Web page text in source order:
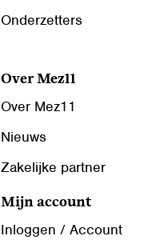
Onderzetters
Over Mez11
Over Mez11
Nieuws
Zakelijke partner
Mijn account
Inloggen / Account